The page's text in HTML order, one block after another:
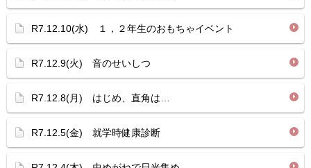
R7.12.10(水) １，２年生のおもちゃイベント
R7.12.9(火) 音のせいしつ
R7.12.8(月) はじめ、直角は…
R7.12.5(金) 就学時健康診断